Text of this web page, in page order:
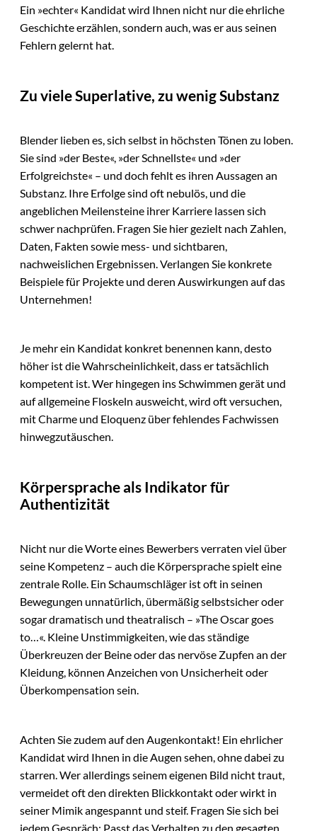
Ein »echter« Kandidat wird Ihnen nicht nur die ehrliche
Geschichte erzählen, sondern auch, was er aus seinen
Fehlern gelernt hat.
Zu viele Superlative, zu wenig Substanz
Blender lieben es, sich selbst in höchsten Tönen zu loben.
Sie sind »der Beste«, »der Schnellste« und »der
Erfolgreichste« – und doch fehlt es ihren Aussagen an
Substanz. Ihre Erfolge sind oft nebulös, und die
angeblichen Meilensteine ihrer Karriere lassen sich
schwer nachprüfen. Fragen Sie hier gezielt nach Zahlen,
Daten, Fakten sowie mess- und sichtbaren,
nachweislichen Ergebnissen. Verlangen Sie konkrete
Beispiele für Projekte und deren Auswirkungen auf das
Unternehmen!
Je mehr ein Kandidat konkret benennen kann, desto
höher ist die Wahrscheinlichkeit, dass er tatsächlich
kompetent ist. Wer hingegen ins Schwimmen gerät und
auf allgemeine Floskeln ausweicht, wird oft versuchen,
mit Charme und Eloquenz über fehlendes Fachwissen
hinwegzutäuschen.
Körpersprache als Indikator für
Authentizität
Nicht nur die Worte eines Bewerbers verraten viel über
seine Kompetenz – auch die Körpersprache spielt eine
zentrale Rolle. Ein Schaumschläger ist oft in seinen
Bewegungen unnatürlich, übermäßig selbstsicher oder
sogar dramatisch und theatralisch – »The Oscar goes
to…«. Kleine Unstimmigkeiten, wie das ständige
Überkreuzen der Beine oder das nervöse Zupfen an der
Kleidung, können Anzeichen von Unsicherheit oder
Überkompensation sein.
Achten Sie zudem auf den Augenkontakt! Ein ehrlicher
Kandidat wird Ihnen in die Augen sehen, ohne dabei zu
starren. Wer allerdings seinem eigenen Bild nicht traut,
vermeidet oft den direkten Blickkontakt oder wirkt in
seiner Mimik angespannt und steif. Fragen Sie sich bei
jedem Gespräch: Passt das Verhalten zu den gesagten